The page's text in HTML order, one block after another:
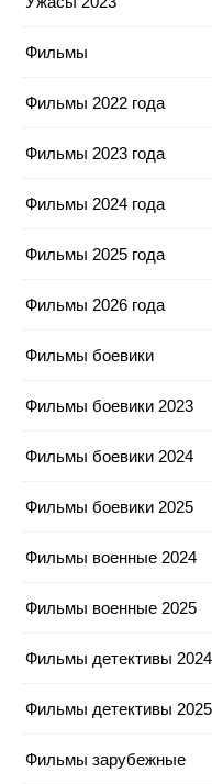
Фильмы
Фильмы 2022 года
Фильмы 2023 года
Фильмы 2024 года
Фильмы 2025 года
Фильмы 2026 года
Фильмы боевики
Фильмы боевики 2023
Фильмы боевики 2024
Фильмы боевики 2025
Фильмы военные 2024
Фильмы военные 2025
Фильмы детективы 2024
Фильмы детективы 2025
Фильмы зарубежные